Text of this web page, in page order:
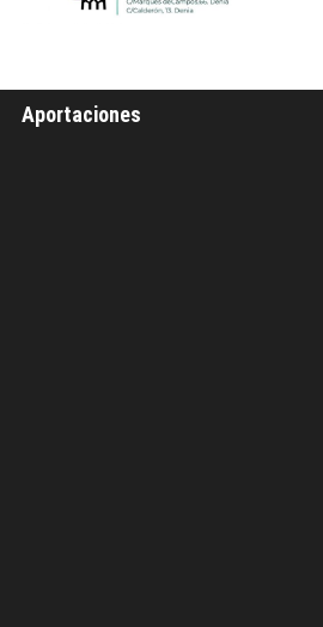
Aportaciones